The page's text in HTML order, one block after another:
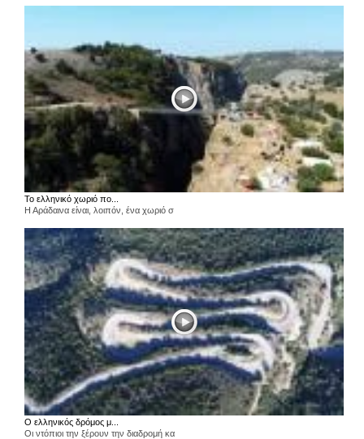
Το ελληνικό χωριό πο...
Η Αράδαινα είναι, λοιπόν, ένα χωριό σ
Ο ελληνικός δρόμος μ...
Οι ντόπιοι την ξέρουν την διαδρομή κα